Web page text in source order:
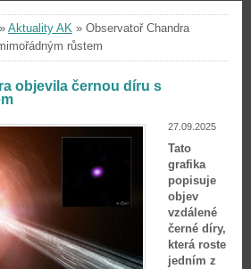
» Aktuality AK » Observatoř Chandra
růstem
objevila černou díru s
27.09.2025
Tato
grafika
popisuje
objev
vzdálené
černé díry,
která roste
jedním z